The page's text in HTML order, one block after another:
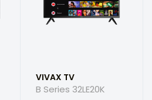
VIVAX TV
B Series 32LE20K